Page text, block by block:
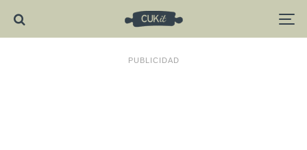
PUBLICIDAD